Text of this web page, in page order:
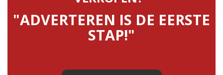
"ADVERTEREN IS DE EERSTE
STAP!"